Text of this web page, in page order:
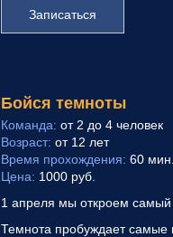
Записаться
Бойся темноты
Команда: от 2 до 4 человек
Возраст: от 12 лет
Время прохождения: 60 мин.
Цена: 1000 руб.
1 апреля мы откроем
Темнота пробуждает